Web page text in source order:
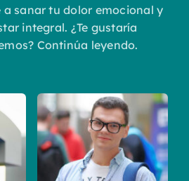
a sanar tu dolor emocional y
integral. ¿Te gustaría
Continúa leyendo.